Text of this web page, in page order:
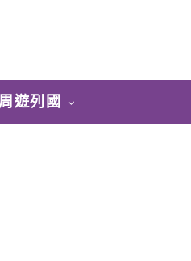
遊列國